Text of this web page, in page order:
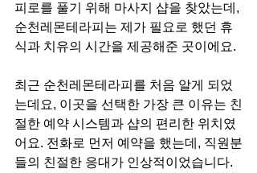
피로를 풀기 위해 마사지 샵을 찾았는데,
순천레몬테라피는 제가 필요로 했던 휴
식과 치유의 시간을 제공해준 곳이에요.
최근 순천레몬테라피를 처음 알게 되었
는데요, 이곳을 선택한 가장 큰 이유는 친
절한 예약 시스템과 샵의 편리한 위치였
어요. 전화로 먼저 예약을 했는데, 직원분
들의 친절한 응대가 인상적이었습니다.